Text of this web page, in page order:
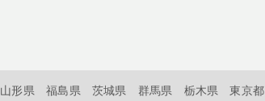
山形県 福島県 茨城県 群馬県 栃木県 東京都